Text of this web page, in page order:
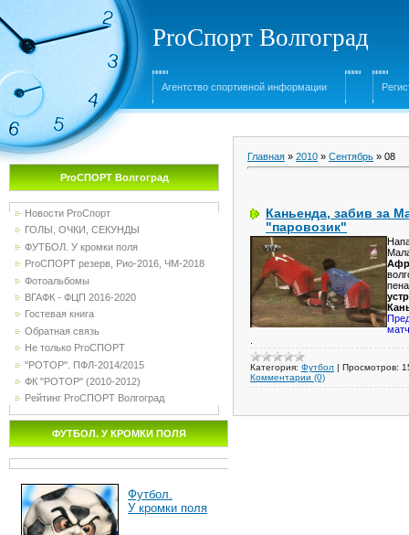
ProСпорт Волгоград
Агентство спортивной информации
ProСПОРТ Волгоград
Новости ProСпорт
ГОЛЫ, ОЧКИ, СЕКУНДЫ
ФУТБОЛ. У кромки поля
ProСПОРТ резерв, Рио-2016, ЧМ-2018
Фотоальбомы
ВГАФК - ФЦП 2016-2020
Гостевая книга
Обратная связь
Не только ProСПОРТ
"РОТОР". ПФЛ-2014/2015
ФК "РОТОР" (2010-2012)
Рейтинг ProСПОРТ Волгоград
ФУТБОЛ. У КРОМКИ ПОЛЯ
Футбол.
У кромки поля
Главная » 2010 » Сентябрь » 08
Каньенда, забив за
"паровозик"
Категория: Футбол | Просмотров:
Комментарии (0)